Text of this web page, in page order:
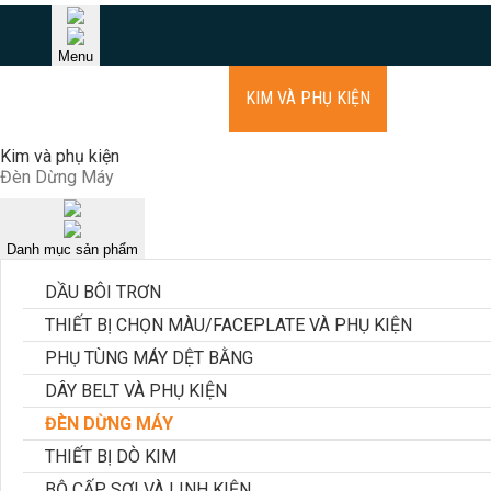
Menu
KIM VÀ PHỤ KIỆN
Kim và phụ kiện
Đèn Dừng Máy
Danh mục sản phẩm
DẦU BÔI TRƠN
THIẾT BỊ CHỌN MÀU/FACEPLATE VÀ PHỤ KIỆN
PHỤ TÙNG MÁY DỆT BẰNG
DÂY BELT VÀ PHỤ KIỆN
ĐÈN DỪNG MÁY
THIẾT BỊ DÒ KIM